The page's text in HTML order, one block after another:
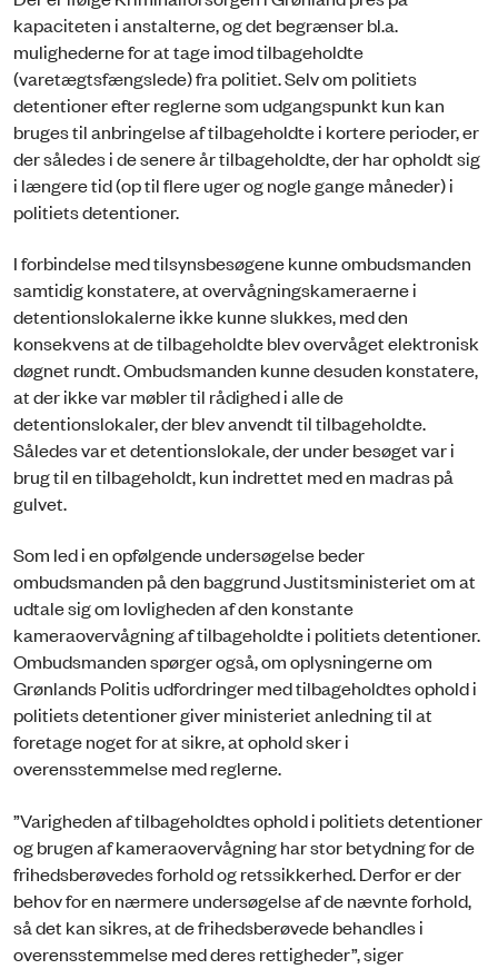
kapaciteten i anstalterne, og det begrænser bl.a.
mulighederne for at tage imod tilbageholdte
(varetægtsfængslede) fra politiet. Selv om politiets
detentioner efter reglerne som udgangspunkt kun kan
bruges til anbringelse af tilbageholdte i kortere perioder, er
der således i de senere år tilbageholdte, der har opholdt sig
i længere tid (op til flere uger og nogle gange måneder) i
politiets detentioner.
I forbindelse med tilsynsbesøgene kunne ombudsmanden
samtidig konstatere, at overvågningskameraerne i
detentionslokalerne ikke kunne slukkes, med den
konsekvens at de tilbageholdte blev overvåget elektronisk
døgnet rundt. Ombudsmanden kunne desuden konstatere,
at der ikke var møbler til rådighed i alle de
detentionslokaler, der blev anvendt til tilbageholdte.
Således var et detentionslokale, der under besøget var i
brug til en tilbageholdt, kun indrettet med en madras på
gulvet.
Som led i en opfølgende undersøgelse beder
ombudsmanden på den baggrund Justitsministeriet om at
udtale sig om lovligheden af den konstante
kameraovervågning af tilbageholdte i politiets detentioner.
Ombudsmanden spørger også, om oplysningerne om
Grønlands Politis udfordringer med tilbageholdtes ophold i
politiets detentioner giver ministeriet anledning til at
foretage noget for at sikre, at ophold sker i
overensstemmelse med reglerne.
”Varigheden af tilbageholdtes ophold i politiets detentioner
og brugen af kameraovervågning har stor betydning for de
frihedsberøvedes forhold og retssikkerhed. Derfor er der
behov for en nærmere undersøgelse af de nævnte forhold,
så det kan sikres, at de frihedsberøvede behandles i
overensstemmelse med deres rettigheder”, siger